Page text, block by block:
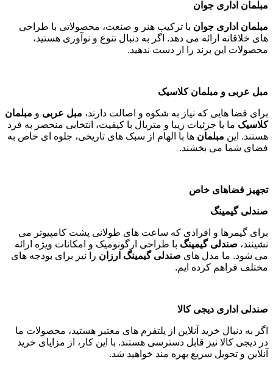
مبلمان اداری جوان
مبلمان اداری جوان با ترکیب هنر و صنعت، محصولاتی با طراحی
های خلاقانه ارائه می دهد. اگر به دنبال تنوع و نوآوری هستید،
محصولات این برند را از دست ندهید.
مبل عربی و مبلمان کلاسیک
برای فضا هایی که نیاز به شکوه و اصالت دارند، مبل عربی و مبلمان
کلاسیک ما با جزئیات زیبا و متریال با کیفیت، انتخابی منحصر به فرد
هستند. این مبلمان ها با الهام از سبک های تاریخی، جلوه ای خاص به
فضای شما می بخشند.
تجهیز فضاهای خاص
صندلی گیمینگ
برای گیمرها و افرادی که ساعت های طولانی پشت کامپیوتر می
نشینند، صندلی گیمینگ با طراحی ارگونومیک و امکانات ویژه ارائه
می شود. ما مدل های صندلی گیمینگ ارزان را نیز برای بودجه های
مختلف فراهم کرده ایم.
صندلی اداری دیجی کالا
اگر به دنبال خرید آنلاین از پلتفرم های معتبر هستید، محصولات ما
در دیجی کالا نیز قابل دسترسی هستند. با این کار، از مزایای خرید
آنلاین و تحویل سریع بهره مند خواهید شد.